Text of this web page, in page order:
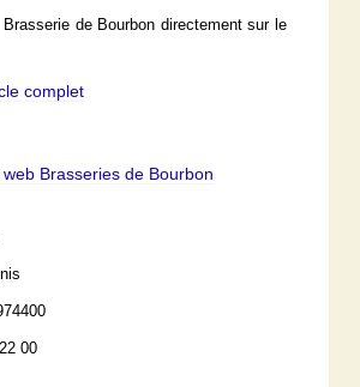
de Bourbon directement sur le
complet
web Brasseries de Bourbon
00